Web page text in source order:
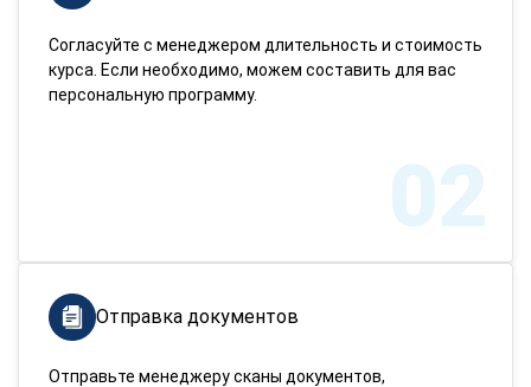
Согласуйте с менеджером длительность и стоимость
курса. Если необходимо, можем составить для вас
персональную программу.
02
Отправка документов
Отправьте менеджеру сканы документов,